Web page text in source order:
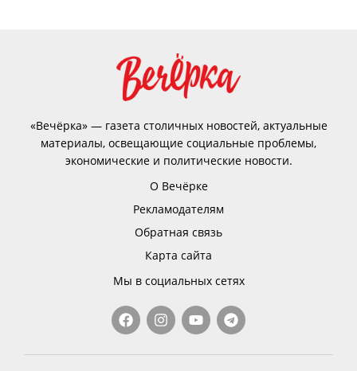
«Вечёрка» — газета столичных новостей, актуальные
материалы, освещающие социальные проблемы,
экономические и политические новости.
О Вечёрке
Рекламодателям
Обратная связь
Карта сайта
Мы в социальных сетях